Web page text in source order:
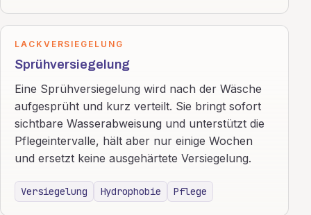
LACKVERSIEGELUNG
Sprühversiegelung
Eine Sprühversiegelung wird nach der Wäsche
aufgesprüht und kurz verteilt. Sie bringt sofort
sichtbare Wasserabweisung und unterstützt die
Pflegeintervalle, hält aber nur einige Wochen
und ersetzt keine ausgehärtete Versiegelung.
Versiegelung Hydrophobie Pflege